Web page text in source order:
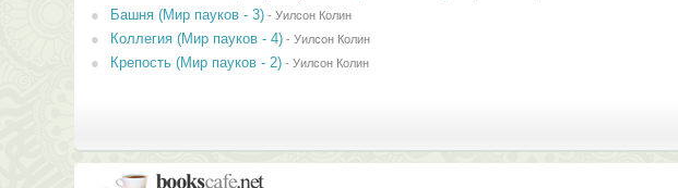
Башня (Мир пауков - 3)- Уилсон Колин
Коллегия (Мир пауков - 4)- Уилсон Колин
Крепость (Мир пауков - 2)- Уилсон Колин